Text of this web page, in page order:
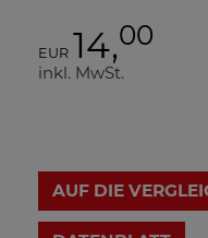
EUR 14,00
inkl. MwSt.
AUF DIE